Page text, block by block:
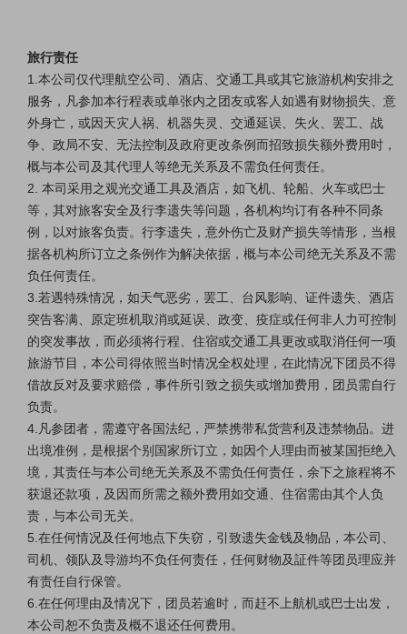
旅行责任
1.本公司仅代理航空公司、酒店、交通工具或其它旅游机构安排之
服务，凡参加本行程表或单张内之团友或客人如遇有财物损失、意
外身亡，或因天灾人祸、机器失灵、交通延误、失火、罢工、战
争、政局不安、无法控制及政府更改条例而招致损失额外费用时，
概与本公司及其代理人等绝无关系及不需负任何责任。
2. 本司采用之观光交通工具及酒店，如飞机、轮船、火车或巴士
等，其对旅客安全及行李遗失等问题，各机构均订有各种不同条
例，以对旅客负责。行李遗失，意外伤亡及财产损失等情形，当根
据各机构所订立之条例作为解决依据，概与本公司绝无关系及不需
负任何责任。
3.若遇特殊情况，如天气恶劣，罢工、台风影响、证件遗失、酒店
突告客满、原定班机取消或延误、政变、疫症或任何非人力可控制
的突发事故，而必须将行程、住宿或交通工具更改或取消任何一项
旅游节目，本公司得依照当时情况全权处理，在此情况下团员不得
借故反对及要求赔偿，事件所引致之损失或增加费用，团员需自行
负责。
4.凡参团者，需遵守各国法纪，严禁携带私货营利及违禁物品。进
出境准例，是根据个别国家所订立，如因个人理由而被某国拒绝入
境，其责任与本公司绝无关系及不需负任何责任，余下之旅程将不
获退还款项，及因而所需之额外费用如交通、住宿需由其个人负
责，与本公司无关。
5.在任何情况及任何地点下失窃，引致遗失金钱及物品，本公司、
司机、领队及导游均不负任何责任，任何财物及証件等团员理应并
有责任自行保管。
6.在任何理由及情况下，团员若逾时，而赶不上航机或巴士出发，
本公司恕不负责及概不退还任何费用。